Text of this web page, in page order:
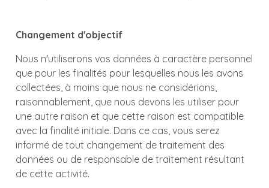
Changement d'objectif
Nous n'utiliserons vos données à caractère personnel
que pour les finalités pour lesquelles nous les avons
collectées, à moins que nous ne considérions,
raisonnablement, que nous devons les utiliser pour
une autre raison et que cette raison est compatible
avec la finalité initiale. Dans ce cas, vous serez
informé de tout changement de traitement des
données ou de responsable de traitement résultant
de cette activité.